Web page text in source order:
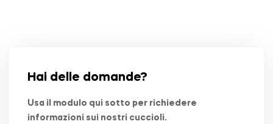
Hai delle domande?
Usa il modulo qui sotto per richiedere
informazioni sui nostri cuccioli.